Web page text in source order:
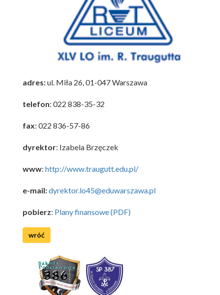
adres:ul. Miła 26, 01-047 Warszawa
telefon: 022 838-35-32
fax: 022 836-57-86
dyrektor: Izabela Brzęczek
www:http://www.traugutt.edu.pl/
e-mail:dyrektor.lo45@eduwarszawa.pl
pobierz: Plany finansowe (PDF)
wróć